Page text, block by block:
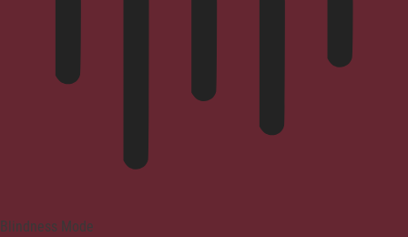
Blindness Mode